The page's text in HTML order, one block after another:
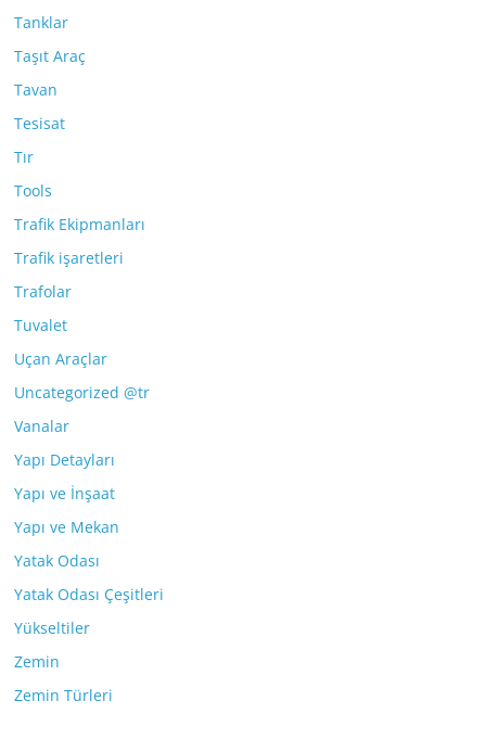
Tanklar
Taşıt Araç
Tavan
Tesisat
Tır
Tools
Trafik Ekipmanları
Trafik işaretleri
Trafolar
Tuvalet
Uçan Araçlar
Uncategorized @tr
Vanalar
Yapı Detayları
Yapı ve İnşaat
Yapı ve Mekan
Yatak Odası
Yatak Odası Çeşitleri
Yükseltiler
Zemin
Zemin Türleri